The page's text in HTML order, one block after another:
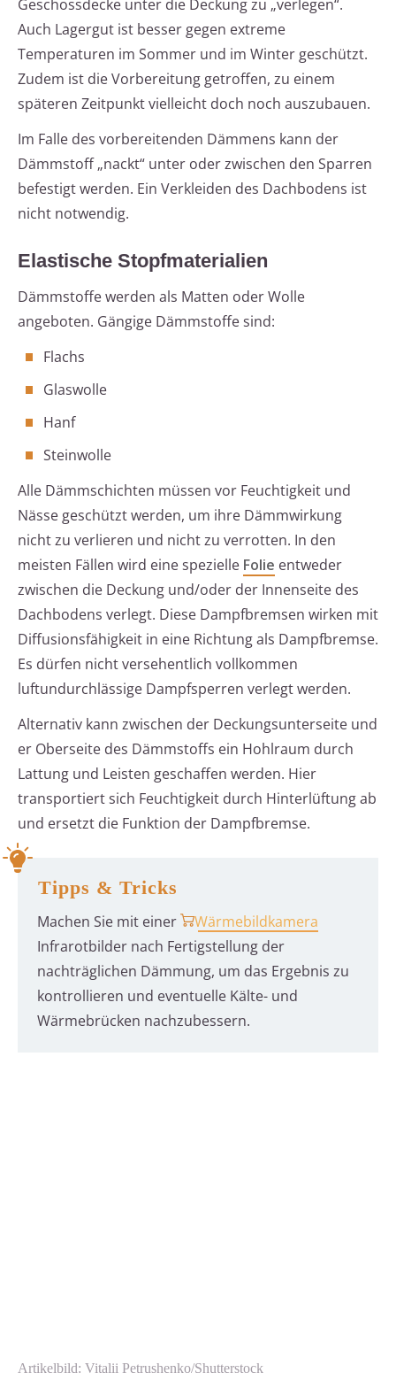
Geschossdecke unter die Deckung zu „verlegen“.
Auch Lagergut ist besser gegen extreme
Temperaturen im Sommer und im Winter geschützt.
Zudem ist die Vorbereitung getroffen, zu einem
späteren Zeitpunkt vielleicht doch noch auszubauen.
Im Falle des vorbereitenden Dämmens kann der
Dämmstoff „nackt“ unter oder zwischen den Sparren
befestigt werden. Ein Verkleiden des Dachbodens ist
nicht notwendig.
Elastische Stopfmaterialien
Dämmstoffe werden als Matten oder Wolle
angeboten. Gängige Dämmstoffe sind:
Flachs
Glaswolle
Hanf
Steinwolle
Alle Dämmschichten müssen vor Feuchtigkeit und
Nässe geschützt werden, um ihre Dämmwirkung
nicht zu verlieren und nicht zu verrotten. In den
meisten Fällen wird eine spezielle Folie entweder
zwischen die Deckung und/oder der Innenseite des
Dachbodens verlegt. Diese Dampfbremsen wirken mit
Diffusionsfähigkeit in eine Richtung als Dampfbremse.
Es dürfen nicht versehentlich vollkommen
luftundurchlässige Dampfsperren verlegt werden.
Alternativ kann zwischen der Deckungsunterseite und
er Oberseite des Dämmstoffs ein Hohlraum durch
Lattung und Leisten geschaffen werden. Hier
transportiert sich Feuchtigkeit durch Hinterlüftung ab
und ersetzt die Funktion der Dampfbremse.
Tipps & Tricks
Machen Sie mit einer
Wärmebildkamera
Infrarotbilder nach Fertigstellung der
nachträglichen Dämmung, um das Ergebnis zu
kontrollieren und eventuelle Kälte- und
Wärmebrücken nachzubessern.
Artikelbild: Vitalii Petrushenko/Shutterstock